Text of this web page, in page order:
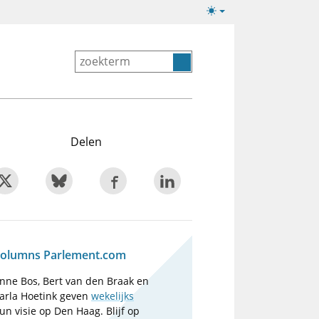
Lichte/donkere
Delen
Parlement.com
Bos, Bert van den Braak en
Hoetink gevenwekelijks
visie op Den Haag. Blijf op